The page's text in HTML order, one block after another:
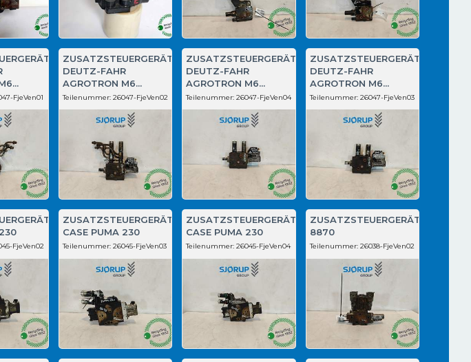
FjeVen01
ZUSATZSTEUERGERÄT
DEUTZ-FAHR
AGROTRON M6...
Teilenummer: 26047-FjeVen02
ZUSATZSTEUERGERÄT
DEUTZ-FAHR
AGROTRON M6...
Teilenummer: 26047-FjeVen04
ZUSATZSTEUERGERÄT
DEUTZ-FAHR
AGROTRON M6...
Teilenummer: 26047-FjeVen03
FjeVen02
ZUSATZSTEUERGERÄT
CASE PUMA 230
Teilenummer: 26045-FjeVen03
ZUSATZSTEUERGERÄT
CASE PUMA 230
Teilenummer: 26045-FjeVen04
ZUSATZSTEUERGERÄT
8870
Teilenummer: 26038-FjeVen02